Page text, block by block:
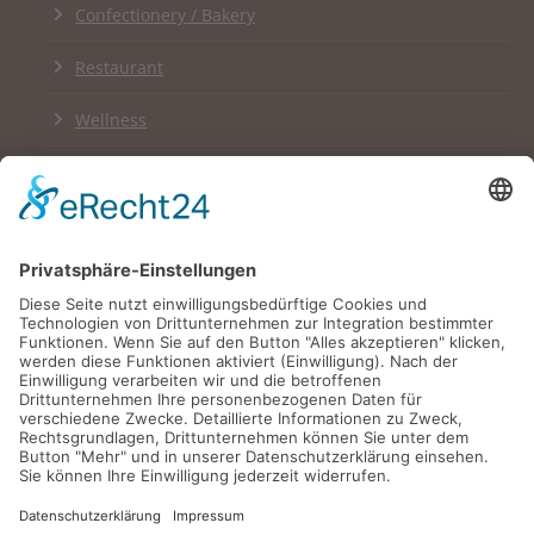
Confectionery / Bakery
Restaurant
Wellness
Links
Datenschutzerklärung
Newsletter
English Version